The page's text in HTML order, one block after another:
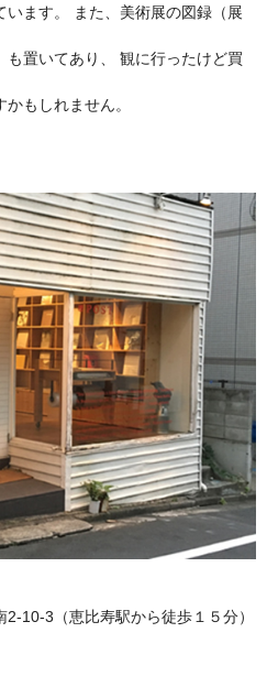
います。 また、美術展の図録（展
置いてあり、 観に行ったけど買
もしれません。
10-3（恵比寿駅から徒歩１５分）